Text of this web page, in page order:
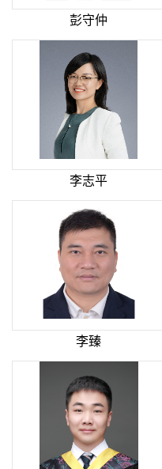
彭守仲
李志平
李臻